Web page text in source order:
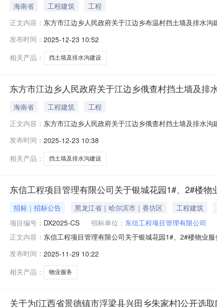
海南省 工程建筑
工程
正文内容： 东方市江边乡人民政府关于江边乡布温村挡土墙及排水
号：无主题词：无东方市江边乡人民政府关于江边乡布
年12月22
发布时间： 2025-12-23 10:52
相关产品：
挡土墙及排水沟建设
东方市江边乡人民政府关于江边乡俄查村挡土墙及
海南省 工程建筑
工程
正文内容： 东方市江边乡人民政府关于江边乡俄查村挡土墙及排水
号：无主题词：无东方市江边乡人民政府关于江边乡俄
年12月22
发布时间： 2025-12-23 10:38
相关产品：
挡土墙及排水沟建设
东信工程项目管理有限公司关于银城花园1#、2#楼物
招标｜招标公告 黑龙江省｜哈尔滨市｜香坊区
工程建筑
项目编号： DX2025-CS 招标单位： 东信工程项目管理有限公司
正文内容： 东信工程项目管理有限公司关于银城花园1#、2#楼物业
发布时间： 2025-11-29 10:22
相关产品：
物业服务
关于为[江西省景德镇市浮梁县兴田乡朱家村]公开选